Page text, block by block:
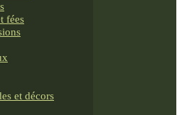
fées
et décors